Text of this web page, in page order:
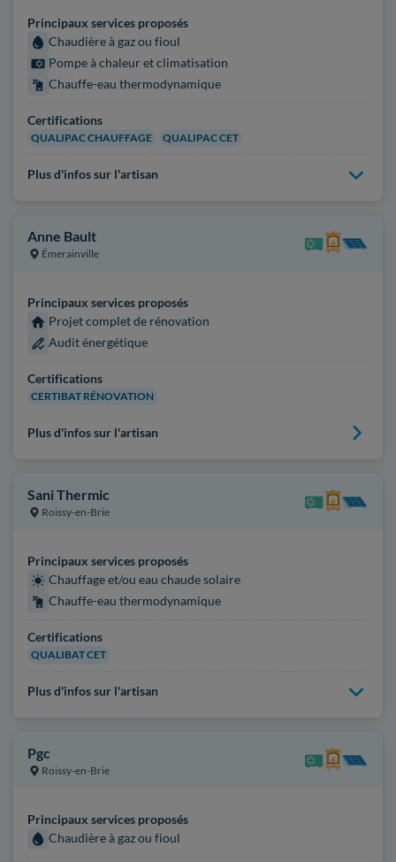
Principaux services proposés
Chaudière à gaz ou fioul
Pompe à chaleur et climatisation
Chauffe-eau thermodynamique
Certifications
QUALIPAC CHAUFFAGE QUALIPAC CET
Plus d'infos sur l'artisan
Anne Bault
Émerainville
Principaux services proposés
Projet complet de rénovation
Audit énergétique
Certifications
CERTIBAT RÉNOVATION
Plus d'infos sur l'artisan
Sani Thermic
Roissy-en-Brie
Principaux services proposés
Chauffage et/ou eau chaude solaire
Chauffe-eau thermodynamique
Certifications
QUALIBAT CET
Plus d'infos sur l'artisan
Pgc
Roissy-en-Brie
Principaux services proposés
Chaudière à gaz ou fioul